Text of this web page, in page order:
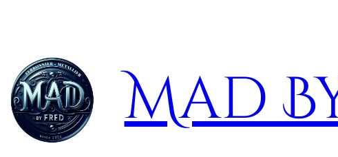
Mad